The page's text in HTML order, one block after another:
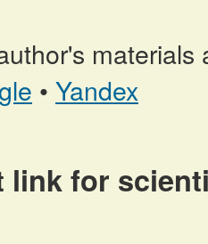
materials
• Yandex
link for